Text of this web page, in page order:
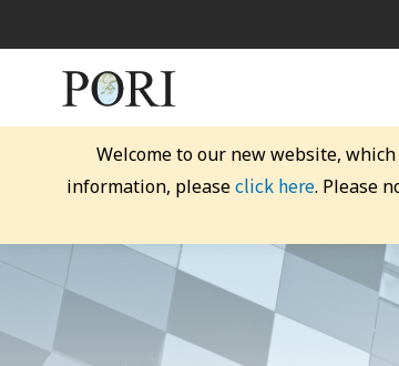
Welcome to our new website,
information, pleaseclick here. Please